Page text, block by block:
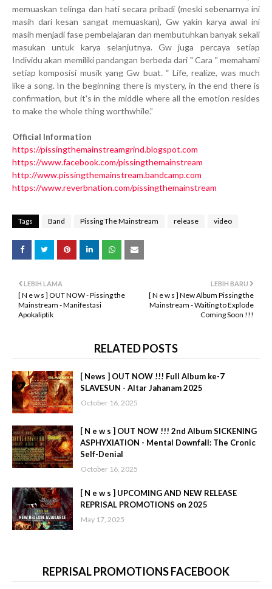
memuaskan telinga dan hati secara pribadi (meski sebenarnya ini
masih dari kesan sangat memuaskan), Gw yakin karya awal ini
masih menjadi fase pembelajaran dan membutuhkan banyak sekali
masukan untuk karya selanjutnya. Gw juga percaya setiap
Individu akan memiliki pandangan berbeda dari " Cara " memahami
setiap komposisi musik yang Gw buat. “ Life, realize, was much
like a song. In the beginning there is mystery, in the end there is
confirmation, but it's in the middle where all the emotion resides
to make the whole thing worthwhile.”
Official Information
https://pissingthemainstreamgrind.blogspot.com
https://www.facebook.com/pissingthemainstream
http://www.pissingthemainstream.bandcamp.com
https://www.reverbnation.com/pissingthemainstream
Tags Band Pissing The Mainstream release video
LEBIH BARU
[ N e w s ] New Album Pissing the
Mainstream - Waiting to Explode
Coming Soon !!!
LEBIH LAMA
[ N e w s ] OUT NOW - Pissing the
Mainstream - Manifestasi
Apokaliptik
RELATED POSTS
[ News ] OUT NOW !!! Full Album ke-7
SLAVESUN - Altar Jahanam 2025
October 16, 2025
[ N e w s ] OUT NOW !!! 2nd Album SICKENING
ASPHYXIATION - Mental Downfall: The Cronic
Self-Denial
October 16, 2025
[ N e w s ] UPCOMING AND NEW RELEASE
REPRISAL PROMOTIONS on 2025
May 17, 2025
REPRISAL PROMOTIONS FACEBOOK